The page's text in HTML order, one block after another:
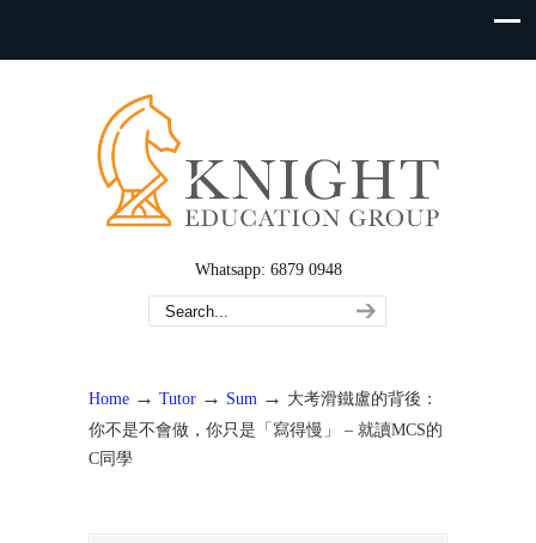
Whatsapp: 6879 0948
Home → Tutor → Sum → 大考滑鐵盧的背後：
你不是不會做，你只是「寫得慢」 – 就讀MCS的
C同學